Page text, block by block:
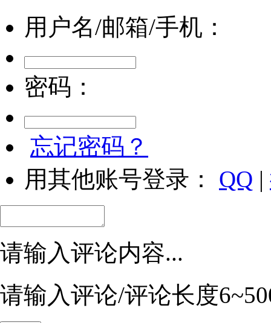
用户名/邮箱/手机：
密码：
忘记密码？
用其他账号登录： QQ |
请输入评论内容...
请输入评论/评论长度